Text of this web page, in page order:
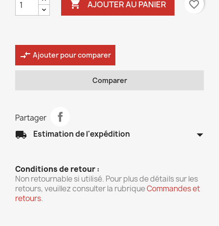
 AJOUTER AU PANIER favorite_border
compare_arrows Ajouter pour comparer
Comparer
Partager
local_shipping Estimation de l'expédition arrow_drop_down
Conditions de retour :
Non retournable si utilisé. Pour plus de détails sur les
retours, veuillez consulter la rubriqueCommandes et
retours.